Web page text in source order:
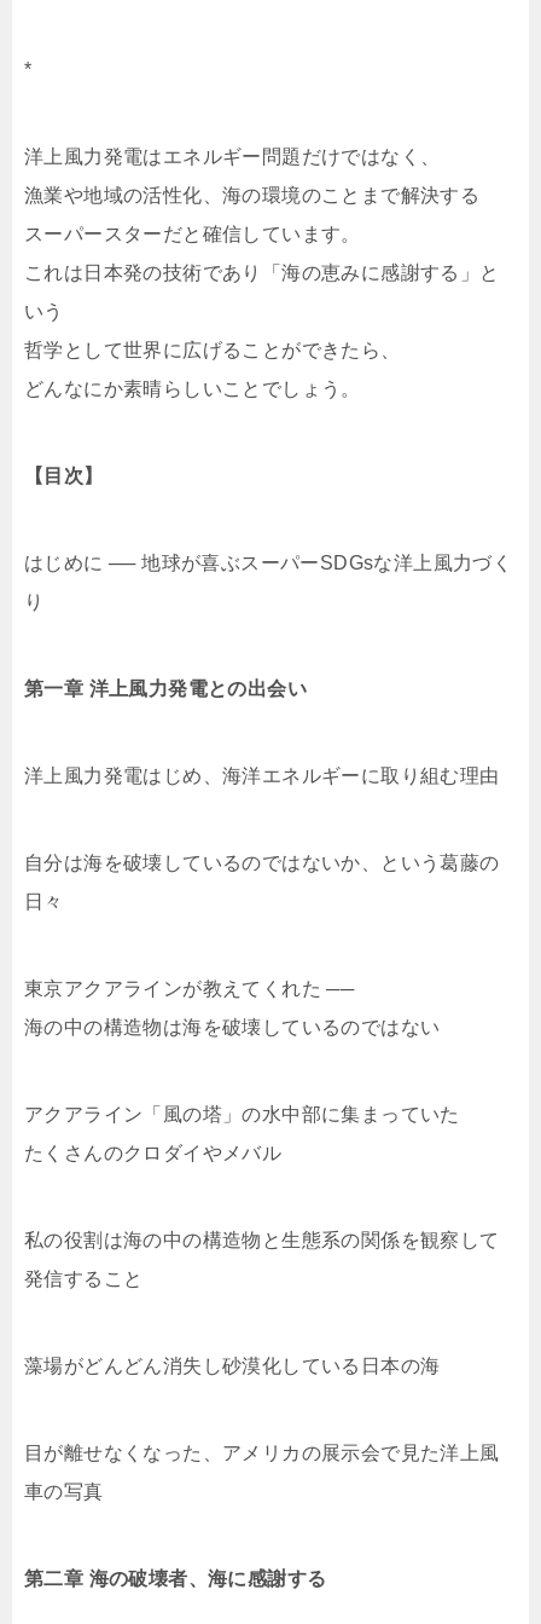
*
洋上風力発電はエネルギー問題だけではなく、
漁業や地域の活性化、海の環境のことまで解決する
スーパースターだと確信しています。
これは日本発の技術であり「海の恵みに感謝する」と
いう
哲学として世界に広げることができたら、
どんなにか素晴らしいことでしょう。
【目次】
はじめに ── 地球が喜ぶスーパーSDGsな洋上風力づく
り
第一章 洋上風力発電との出会い
洋上風力発電はじめ、海洋エネルギーに取り組む理由
自分は海を破壊しているのではないか、という葛藤の
日々
東京アクアラインが教えてくれた ──
海の中の構造物は海を破壊しているのではない
アクアライン「風の塔」の水中部に集まっていた
たくさんのクロダイやメバル
私の役割は海の中の構造物と生態系の関係を観察して
発信すること
藻場がどんどん消失し砂漠化している日本の海
目が離せなくなった、アメリカの展示会で見た洋上風
車の写真
第二章 海の破壊者、海に感謝する